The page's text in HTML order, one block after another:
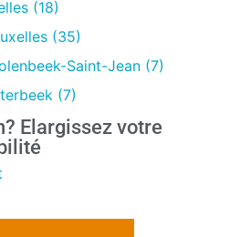
(18)
(35)
Saint-Jean (7)
(7)
Elargissez votre